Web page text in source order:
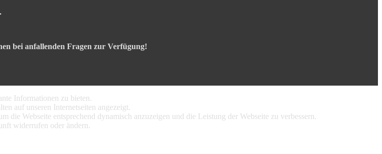
bei anfallenden Fragen zur Verfügung!
Informationen zu bieten.
auf unseren Internetseiten angezeigt.
Webseite entsprechend dynamisch anzuzeigen und die Leistung der Webseite zu verbessern.
widerrufen oder ändern.